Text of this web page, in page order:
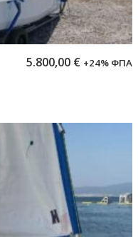
5.800,00 € +24% ΦΠΑ